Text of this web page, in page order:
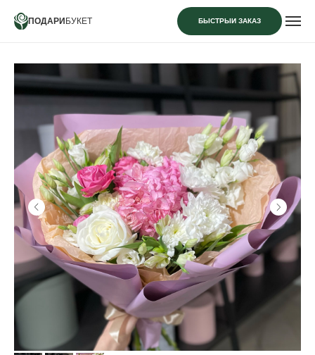
ПОДАРИ БУКЕТ БЫСТРЫЙ ЗАКАЗ